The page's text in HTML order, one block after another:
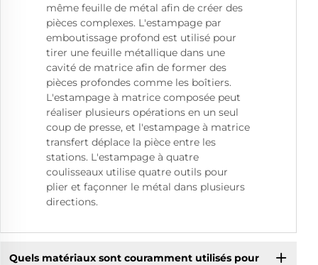
même feuille de métal afin de créer des
pièces complexes. L'estampage par
emboutissage profond est utilisé pour
tirer une feuille métallique dans une
cavité de matrice afin de former des
pièces profondes comme les boîtiers.
L'estampage à matrice composée peut
réaliser plusieurs opérations en un seul
coup de presse, et l'estampage à matrice
transfert déplace la pièce entre les
stations. L'estampage à quatre
coulisseaux utilise quatre outils pour
plier et façonner le métal dans plusieurs
directions.
Quels matériaux sont couramment utilisés pour